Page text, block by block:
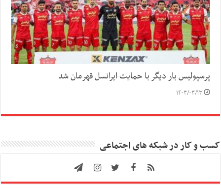
پرسپولیس بار دیگر با حمایت ایرانسل قهرمان شد
۱۴۰۳/۰۳/۱۳
کسب و کار در شبکه های اجتماعی